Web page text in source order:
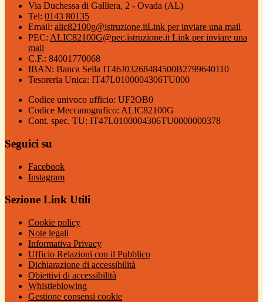
Via Duchessa di Galliera, 2 - Ovada (AL)
Tel: 0143 80135
Email: alic82100g@istruzione.itLink per inviare una mail
PEC: ALIC82100G@pec.istruzione.it Link per inviare una
mail
C.F.: 84001770068
IBAN: Banca Sella IT46J03268484500B2799640110
Tesoreria Unica: IT47L0100004306TU000
Codice univoco ufficio: UF2OB0
Codice Meccanografico: ALIC82100G
Cont. spec. TU: IT47L0100004306TU0000000378
Seguici su
Facebook
Instagram
Sezione Link Utili
Cookie policy
Note legali
Informativa Privacy
Ufficio Relazioni con il Pubblico
Dichiarazione di accessibilità
Obiettivi di accessibilità
Whistleblowing
Gestione consensi cookie